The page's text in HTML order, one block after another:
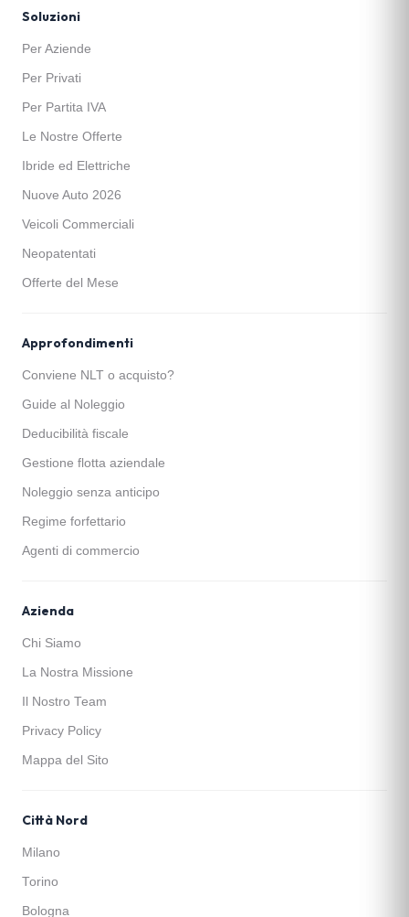
Soluzioni
Per Aziende
Per Privati
Per Partita IVA
Le Nostre Offerte
Ibride ed Elettriche
Nuove Auto 2026
Veicoli Commerciali
Neopatentati
Offerte del Mese
Approfondimenti
Conviene NLT o acquisto?
Guide al Noleggio
Deducibilità fiscale
Gestione flotta aziendale
Noleggio senza anticipo
Regime forfettario
Agenti di commercio
Azienda
Chi Siamo
La Nostra Missione
Il Nostro Team
Privacy Policy
Mappa del Sito
Città Nord
Milano
Torino
Bologna